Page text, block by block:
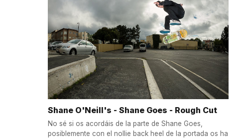
Shane O'Neill's - Shane Goes - Rough Cut
No sé si os acordáis de la parte de Shane Goes,
posiblemente con el nollie back heel de la portada os ha